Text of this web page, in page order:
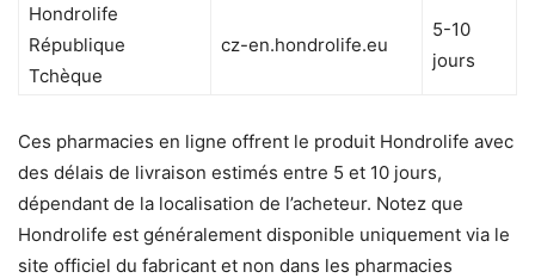
Hondrolife
République
Tchèque
cz-en.hondrolife.eu
5-10
jours​
Ces pharmacies en ligne offrent le produit Hondrolife avec
des délais de livraison estimés entre 5 et 10 jours,
dépendant de la localisation de l’acheteur. Notez que
Hondrolife est généralement disponible uniquement via le
site officiel du fabricant et non dans les pharmacies